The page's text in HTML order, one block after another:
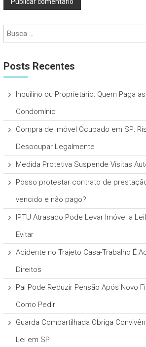
Posts Recentes
Inquilino ou Proprietário: Quem Paga
Condomínio
Compra de Imóvel Ocupado em SP:
Desocupar Legalmente
Medida Protetiva Suspende Visitas
Posso protestar contrato de
vencido e não pago?
IPTU Atrasado Pode Levar Imóvel a
Evitar
Acidente no Trajeto Casa-Trabalho É
Direitos
Pai Pode Reduzir Pensão Após Novo
Como Pedir
Guarda Compartilhada Obriga
Lei em SP